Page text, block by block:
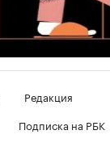
Редакция
Подписка на РБК